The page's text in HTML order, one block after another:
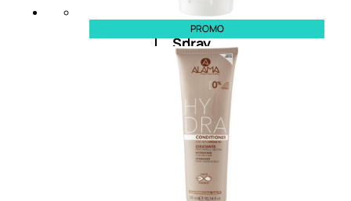
Spray
Cera
crema
capelli
PROMO